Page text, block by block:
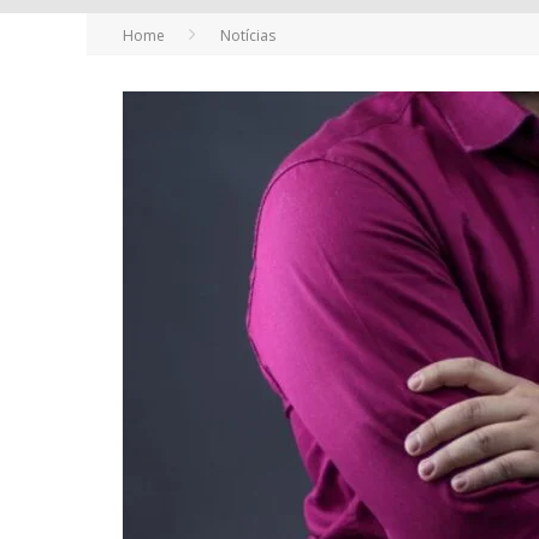
YAN TRAZ A TURNÊ NACIONAL DO
Home Notícias